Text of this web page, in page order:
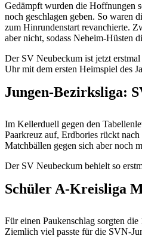
Gedämpft wurden die Hoffnungen
noch geschlagen geben. So waren
zum Hinrundenstart revanchierte.
aber nicht, sodass Neheim-Hüsten
Der SV Neubeckum ist jetzt
Uhr mit dem ersten Heimspiel des
Jungen-Bezirksliga:
Im Kellerduell gegen den
Paarkreuz auf, Erdbories rückt
Matchbällen gegen sich aber noch
Der SV Neubeckum behielt so
Schüler A-Kreisliga
Für einen Paukenschlag sorgten
Ziemlich viel passte für die SVN-